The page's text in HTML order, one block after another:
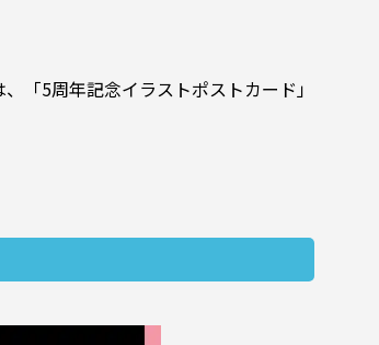
「5周年記念イラストポストカード」